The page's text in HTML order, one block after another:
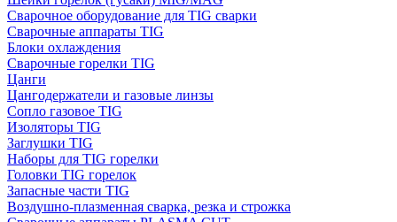
Сварочное оборудование для TIG сварки
Сварочные аппараты TIG
Блоки охлаждения
Сварочные горелки TIG
Цанги
Цангодержатели и газовые линзы
Сопло газовое TIG
Изоляторы TIG
Заглушки TIG
Наборы для TIG горелки
Головки TIG горелок
Запасные части TIG
Воздушно-плазменная сварка, резка и строжка